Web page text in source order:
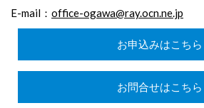
E-mail： office-ogawa@ray.ocn.ne.jp
お申込みはこちら
お問合せはこちら